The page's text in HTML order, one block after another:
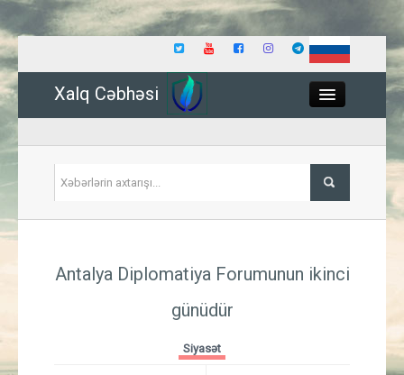
Xalq Cəbhəsi
İqtisadiyyat
Antalya Diplomatiya Forumunun ikinci
günüdür
Siyasət